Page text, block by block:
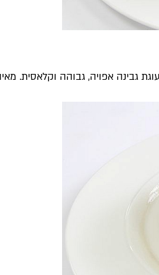
גבינה אפויה, גבוהה וקלאסית.